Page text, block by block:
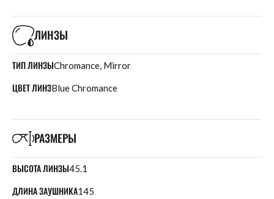
ЛИНЗЫ
ТИП ЛИНЗЫChromance, Mirror
ЦВЕТ ЛИНЗBlue Chromance
РАЗМЕРЫ
ВЫСОТА ЛИНЗЫ45.1
ДЛИНА ЗАУШНИКА145